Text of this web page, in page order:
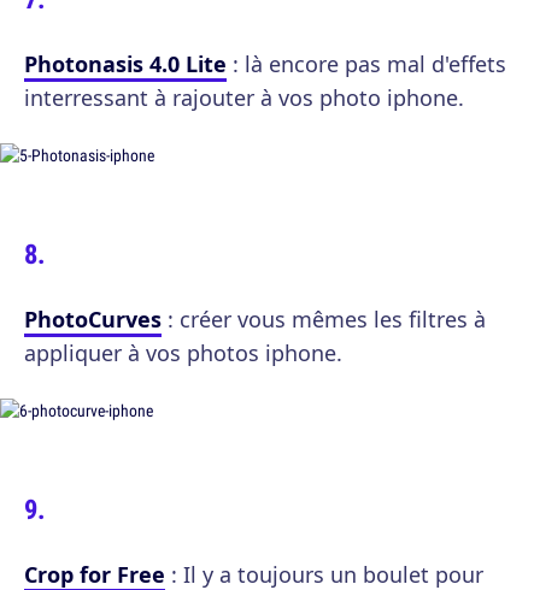
Photonasis 4.0 Lite : là encore pas mal d'effets
interressant à rajouter à vos photo iphone.
PhotoCurves : créer vous mêmes les filtres à
appliquer à vos photos iphone.
Crop for Free : Il y a toujours un boulet pour